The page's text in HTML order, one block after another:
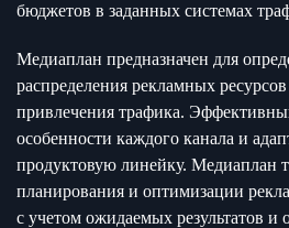
бюджетов в заданных системах
Медиаплан предназначен для
распределения рекламных
привлечения трафика.
особенности каждого канала и
продуктовую линейку. Медиаплан
планирования и оптимизации
с учетом ожидаемых результатов и